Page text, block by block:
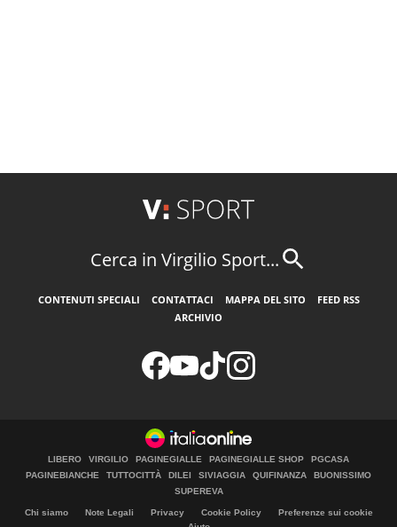
Cerca in Virgilio Sport...
CONTENUTI SPECIALI CONTATTACI MAPPA DEL SITO
FEED RSS
ARCHIVIO
LIBERO VIRGILIO PAGINEGIALLE PAGINEGIALLE SHOP
PGCASA
PAGINEBIANCHE
TUTTOCITTÀ DILEI SIVIAGGIA QUIFINANZA
BUONISSIMO
SUPEREVA
Chi siamo Note Legali Privacy Cookie Policy
Preferenze sui cookie